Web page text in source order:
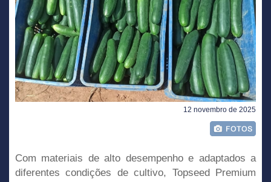
12 novembro de 2025
Com materiais de alto desempenho e adaptados a
diferentes condições de cultivo, Topseed Premium